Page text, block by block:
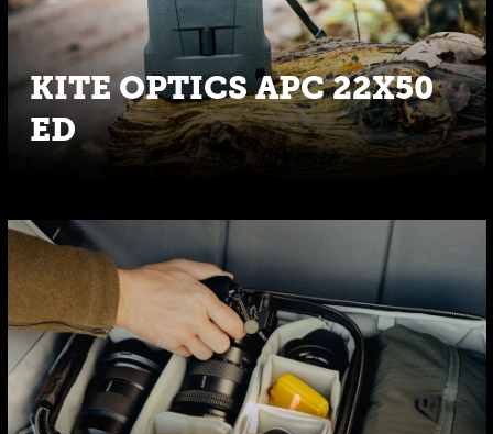
KITE OPTICS APC 22X50
ED